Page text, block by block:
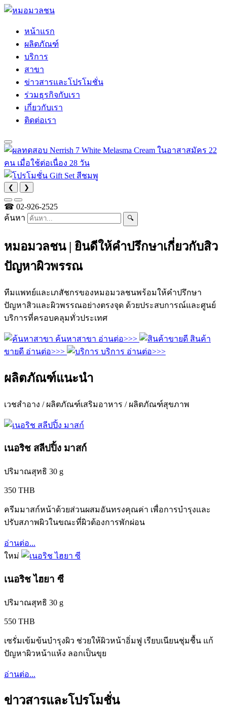
หน้าแรก
ผลิตภัณฑ์
บริการ
สาขา
ข่าวสารและโปรโมชั่น
ร่วมธุรกิจกับเรา
เกี่ยวกับเรา
ติดต่อเรา
❮ ❯
☎ 02-926-2525
ค้นหา
🔍
หมอมวลชน | ยินดีให้คำปรึกษาเกี่ยวกับสิว
ปัญหาผิวพรรณ
ทีมแพทย์และเภสัชกรของหมอมวลชนพร้อมให้คำปรึกษา
ปัญหาสิวและผิวพรรณอย่างตรงจุด ด้วยประสบการณ์และศูนย์
บริการที่ครอบคลุมทั่วประเทศ
ค้นหาสาขา อ่านต่อ>>>
สินค้า
ขายดี อ่านต่อ>>> บริการ อ่านต่อ>>>
ผลิตภัณฑ์แนะนำ
เวชสำอาง / ผลิตภัณฑ์เสริมอาหาร / ผลิตภัณฑ์สุขภาพ
เนอริช สลีปปิ้ง มาสก์
ปริมาณสุทธิ 30 g
350 THB
ครีมมาสก์หน้าด้วยส่วนผสมอันทรงคุณค่า เพื่อการบำรุงและ
ปรับสภาพผิวในขณะที่ผิวต้องการพักผ่อน
อ่านต่อ...
ใหม่
เนอริช ไฮยา ซี
ปริมาณสุทธิ 30 g
550 THB
เซรั่มเข้มข้นบำรุงผิว ช่วยให้ผิวหน้าอิ่มฟู เรียบเนียนชุ่มชื้น แก้
ปัญหาผิวหน้าแห้ง ลอกเป็นขุย
อ่านต่อ...
ข่าวสารและโปรโมชั่น